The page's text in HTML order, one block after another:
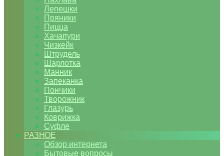
Лепешки
Пряники
Пицца
Хачапури
Чизкейк
Штрудель
Шарлотка
Манник
Запеканка
Пончики
Творожник
Глазурь
Коврижка
Суфле
РАЗНОЕ
Обзор интернета
Бытовые вопросы